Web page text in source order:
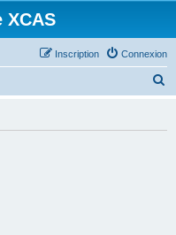
XCAS
Connexion
Inscription